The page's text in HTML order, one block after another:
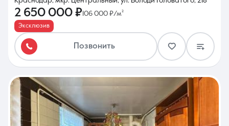
2 650 000 ₽ 106 000 ₽/м²
Эксклюзив
Позвонить